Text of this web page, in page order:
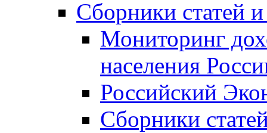
Сборники статей
Мониторинг
населения
Российский
Сборники